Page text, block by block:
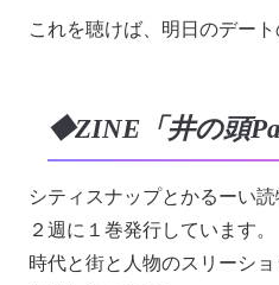
これを聴けば、明日のデー
◆ZINE「井の頭
シティスナップとかるーい
２週に１巻発行しています。
時代と街と人物のスリーショ